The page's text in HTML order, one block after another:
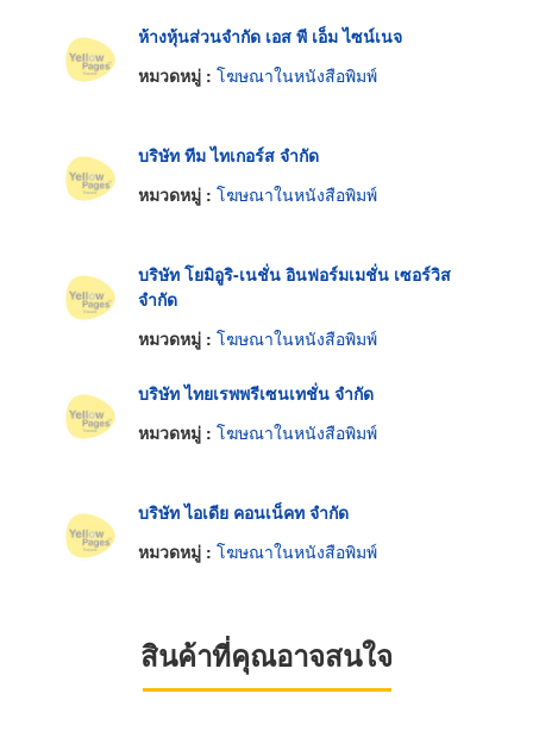
ห้างหุ้นส่วนจำกัด เอส พี เอ็ม ไซน์เนจ
หมวดหมู่ : โฆษณาในหนังสือพิมพ์
บริษัท ทีม ไทเกอร์ส จำกัด
หมวดหมู่ : โฆษณาในหนังสือพิมพ์
บริษัท โยมิอูริ-เนชั่น อินฟอร์มเมชั่น เซอร์วิส
จำกัด
หมวดหมู่ : โฆษณาในหนังสือพิมพ์
บริษัท ไทยเรพพรีเซนเทชั่น จำกัด
หมวดหมู่ : โฆษณาในหนังสือพิมพ์
บริษัท ไอเดีย คอนเน็คท จำกัด
หมวดหมู่ : โฆษณาในหนังสือพิมพ์
สินค้าที่คุณอาจสนใจ